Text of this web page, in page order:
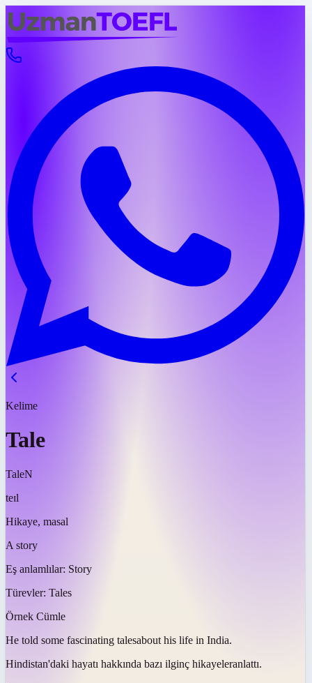
Kelime
Tale
TaleN
teɪl
Hikaye, masal
A story
Eş anlamlılar: Story
Türevler: Tales
Örnek Cümle
He told some fascinating talesabout his life in India.
Hindistan'daki hayatı hakkında bazı ilginç hikayeleranlattı.